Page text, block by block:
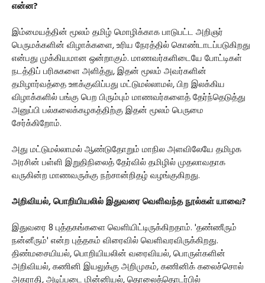
என்ன?
இம்மையத்தின் மூலம் தமிழ் மொழிக்காக பாடுபட்ட அறிஞர்
பெருமக்களின் விழாக்களை, உரிய நேரத்தில் கொண்டாடப்படுகிறது
என்பது முக்கியமான ஒன்றாகும். மாணவர்களிடையே போட்டிகள்
நடத்திப் பரிசுகளை அளித்து, இதன் மூலம் அவர்களின்
தமிழார்வத்தை ஊக்குவிப்பது மட்டுமல்லாமல், பிற இலக்கிய
விழாக்களில் பங்கு பெற பிரும்பும் மாணவர்களைத் தேர்ந்தெடுத்து
அனுப்பி பல்கலைக்கழகத்திற்கு இதன் மூலம் பெருமை
சேர்க்கிறோம்.
அது மட்டுமல்லாமல் ஆண்டுதோறும் மாநில அளவிலேயே தமிழக
அரசின் பள்ளி இறுதிநிலைத் தேர்வில் தமிழில் முதலாவதாக
வருகின்ற மாணவருக்கு நற்சான்றிதழ் வழங்குகிறது.
அறிவியல், பொறியியலில் இதுவரை வெளிவந்த நூல்கள் யாவை?
இதுவரை 8 புத்தகங்களை வெளியிட்டிருக்கிறதாம். 'தண்ணீரும்
நன்னீரும்' என்ற புத்தகம் விரைவில் வெளிவரவிருக்கிறது.
திண்மசையியல், பொறியியலின் வரைவியல், பொருள்களின்
அறிவியல், கணினி இயலுக்கு அறிமுகம், கணினிக் கலைச்சொல்